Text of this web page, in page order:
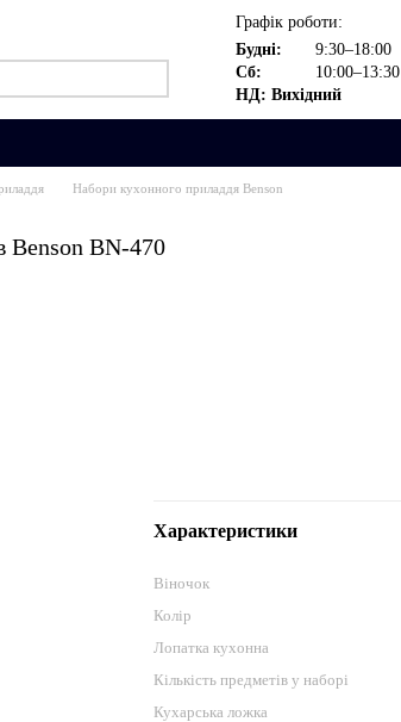
Графік роботи:
Будні:
9:30–18:00
Сб:
10:00–13:30
НД: Вихідний
Набори кухонного приладдя Benson
Benson BN-470
Характеристики
Віночок
Колір
Лопатка кухонна
Кількість предметів у наборі
Кухарська ложка